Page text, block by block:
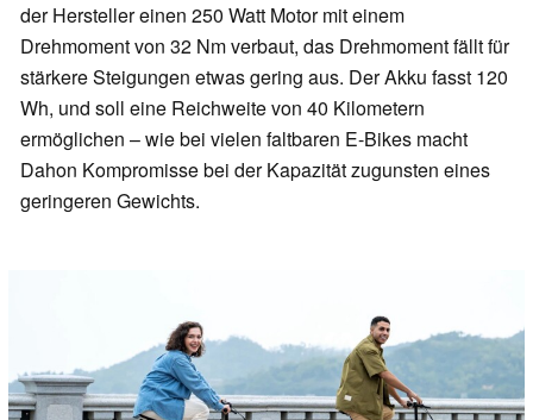
der Hersteller einen 250 Watt Motor mit einem
Drehmoment von 32 Nm verbaut, das Drehmoment fällt für
stärkere Steigungen etwas gering aus. Der Akku fasst 120
Wh, und soll eine Reichweite von 40 Kilometern
ermöglichen – wie bei vielen faltbaren E-Bikes macht
Dahon Kompromisse bei der Kapazität zugunsten eines
geringeren Gewichts.